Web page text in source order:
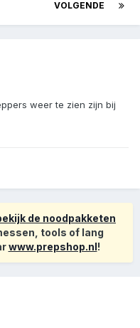
VOLGENDE
weer te zien zijn bij
de noodpakketen
tools of lang
www.prepshop.nl!